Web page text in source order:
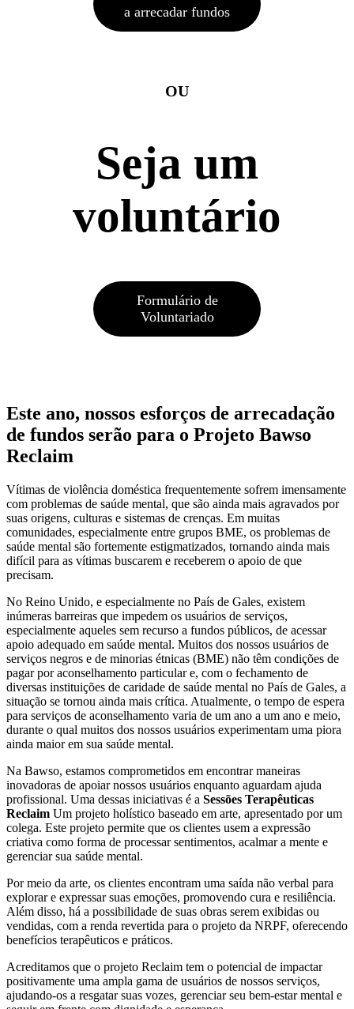
a arrecadar fundos
OU
Seja um
voluntário
Formulário de
Voluntariado
Este ano, nossos esforços de arrecadação
de fundos serão para o Projeto Bawso
Reclaim
Vítimas de violência doméstica frequentemente sofrem imensamente
com problemas de saúde mental, que são ainda mais agravados por
suas origens, culturas e sistemas de crenças. Em muitas
comunidades, especialmente entre grupos BME, os problemas de
saúde mental são fortemente estigmatizados, tornando ainda mais
difícil para as vítimas buscarem e receberem o apoio de que
precisam.
No Reino Unido, e especialmente no País de Gales, existem
inúmeras barreiras que impedem os usuários de serviços,
especialmente aqueles sem recurso a fundos públicos, de acessar
apoio adequado em saúde mental. Muitos dos nossos usuários de
serviços negros e de minorias étnicas (BME) não têm condições de
pagar por aconselhamento particular e, com o fechamento de
diversas instituições de caridade de saúde mental no País de Gales, a
situação se tornou ainda mais crítica. Atualmente, o tempo de espera
para serviços de aconselhamento varia de um ano a um ano e meio,
durante o qual muitos dos nossos usuários experimentam uma piora
ainda maior em sua saúde mental.
Na Bawso, estamos comprometidos em encontrar maneiras
inovadoras de apoiar nossos usuários enquanto aguardam ajuda
profissional. Uma dessas iniciativas é a Sessões Terapêuticas
Reclaim Um projeto holístico baseado em arte, apresentado por um
colega. Este projeto permite que os clientes usem a expressão
criativa como forma de processar sentimentos, acalmar a mente e
gerenciar sua saúde mental.
Por meio da arte, os clientes encontram uma saída não verbal para
explorar e expressar suas emoções, promovendo cura e resiliência.
Além disso, há a possibilidade de suas obras serem exibidas ou
vendidas, com a renda revertida para o projeto da NRPF, oferecendo
benefícios terapêuticos e práticos.
Acreditamos que o projeto Reclaim tem o potencial de impactar
positivamente uma ampla gama de usuários de nossos serviços,
ajudando-os a resgatar suas vozes, gerenciar seu bem-estar mental e